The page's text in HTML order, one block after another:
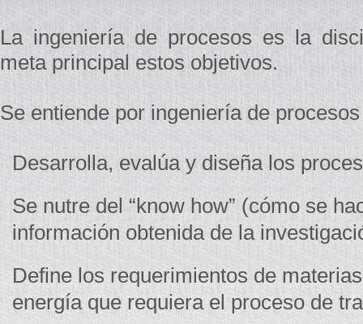
La ingeniería de procesos es la
meta principal estos objetivos.
Se entiende por ingeniería de
Desarrolla, evalúa y diseña los
Se nutre del “know how” (cómo se
información obtenida de la
Define los requerimientos de
energía que requiera el proceso de